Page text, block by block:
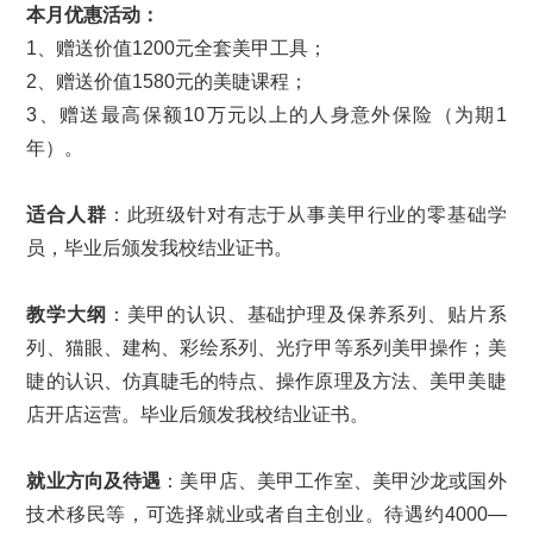
本月优惠活动：
1、赠送价值1200元全套美甲工具；
2、赠送价值1580元的美睫课程；
3、赠送最高保额10万元以上的人身意外保险（为期1
年）。
适合人群 ：此班级针对有志于从事美甲行业的零基础学
员，毕业后颁发我校结业证书。
教学大纲 ：美甲的认识、基础护理及保养系列、贴片系
列、猫眼、建构、彩绘系列、光疗甲等系列美甲操作；美
睫的认识、仿真睫毛的特点、操作原理及方法、美甲美睫
店开店运营。毕业后颁发我校结业证书。
就业方向及待遇 ：美甲店、美甲工作室、美甲沙龙或国外
技术移民等，可选择就业或者自主创业。待遇约4000—